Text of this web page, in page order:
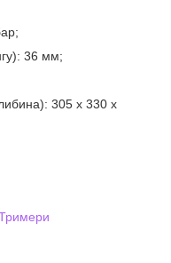
36 мм;
305 x 330 x